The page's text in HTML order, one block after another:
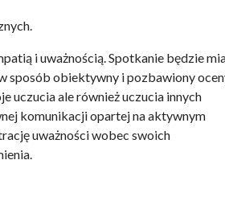
i uważnością. Spotkanie będzie
sposób obiektywny i pozbawiony
uczucia ale również uczucia innych
komunikacji opartej na aktywnym
uważności wobec swoich